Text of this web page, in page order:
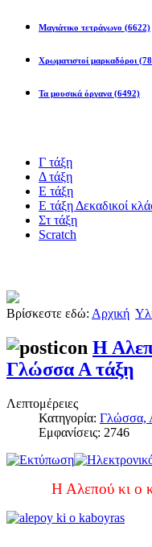
Μαγιάτικο τετράγωνο (6622)
Χρωματιστοί μαρκαδόροι
Τα μουσικά όργανα (6492)
Γ τάξη
Δ τάξη
Ε τάξη
Ε τάξη Δεκαδικοί
Στ τάξη
Scratch
Βρίσκεστε εδώ: Αρχική
Η
Γλώσσα Α τάξη
Λεπτομέρειες
Κατηγορία: Γλώσσα,
Εμφανίσεις: 2746
Η Αλεπού κι ο